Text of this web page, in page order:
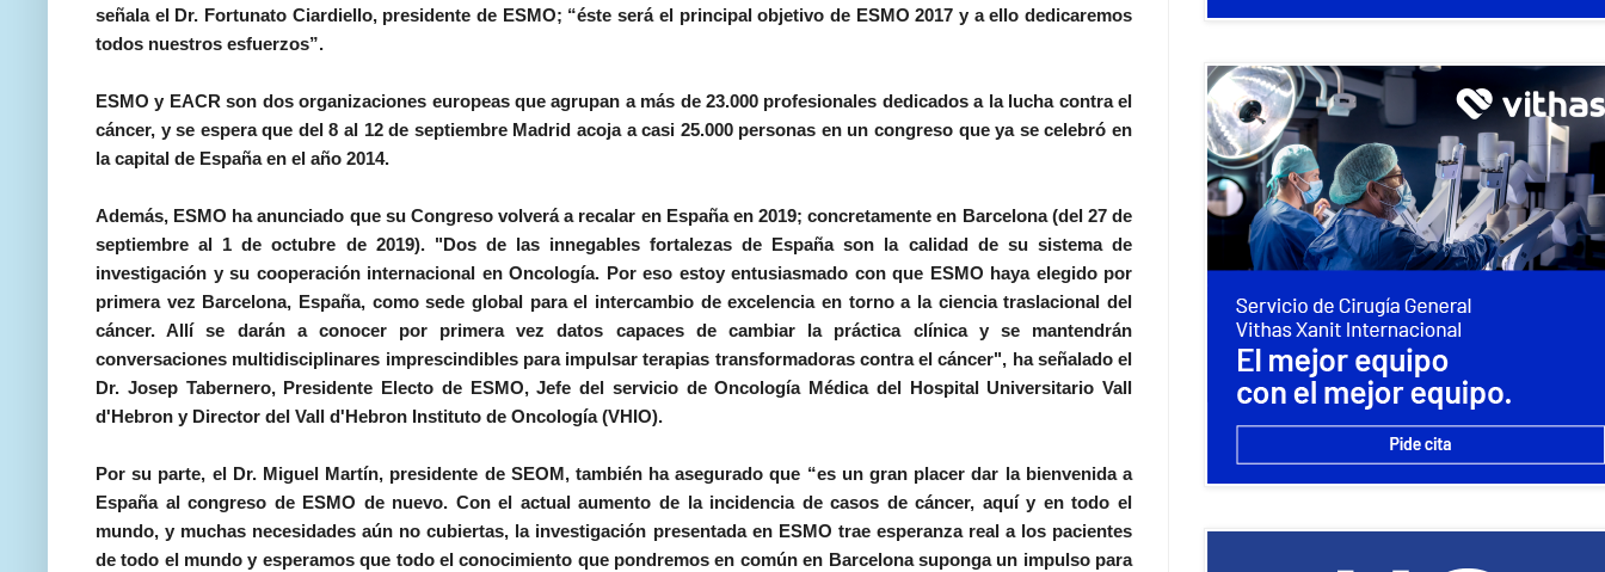
señala el Dr. Fortunato Ciardiello, presidente de ESMO; “éste será el principal objetivo de ESMO 2017 y a ello dedicaremos
todos nuestros esfuerzos”.
ESMO y EACR son dos organizaciones europeas que agrupan a más de 23.000 profesionales dedicados a la lucha contra el
cáncer, y se espera que del 8 al 12 de septiembre Madrid acoja a casi 25.000 personas en un congreso que ya se celebró en
la capital de España en el año 2014.
Además, ESMO ha anunciado que su Congreso volverá a recalar en España en 2019; concretamente en Barcelona (del 27 de
septiembre al 1 de octubre de 2019). "Dos de las innegables fortalezas de España son la calidad de su sistema de
investigación y su cooperación internacional en Oncología. Por eso estoy entusiasmado con que ESMO haya elegido por
primera vez Barcelona, España, como sede global para el intercambio de excelencia en torno a la ciencia traslacional del
cáncer. Allí se darán a conocer por primera vez datos capaces de cambiar la práctica clínica y se mantendrán
conversaciones multidisciplinares imprescindibles para impulsar terapias transformadoras contra el cáncer", ha señalado el
Dr. Josep Tabernero, Presidente Electo de ESMO, Jefe del servicio de Oncología Médica del Hospital Universitario Vall
d'Hebron y Director del Vall d'Hebron Instituto de Oncología (VHIO).
Por su parte, el Dr. Miguel Martín, presidente de SEOM, también ha asegurado que “es un gran placer dar la bienvenida a
España al congreso de ESMO de nuevo. Con el actual aumento de la incidencia de casos de cáncer, aquí y en todo el
mundo, y muchas necesidades aún no cubiertas, la investigación presentada en ESMO trae esperanza real a los pacientes
de todo el mundo y esperamos que todo el conocimiento que pondremos en común en Barcelona suponga un impulso para